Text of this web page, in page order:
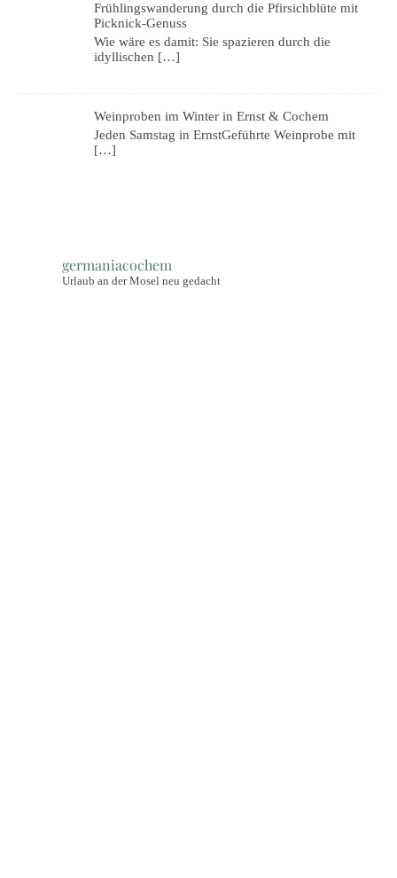
Frühlingswanderung durch die Pfirsichblüte mit
Picknick-Genuss
Wie wäre es damit: Sie spazieren durch die
idyllischen […]
Weinproben im Winter in Ernst & Cochem
Jeden Samstag in ErnstGeführte Weinprobe mit
[…]
germaniacochem
Urlaub an der Mosel neu gedacht